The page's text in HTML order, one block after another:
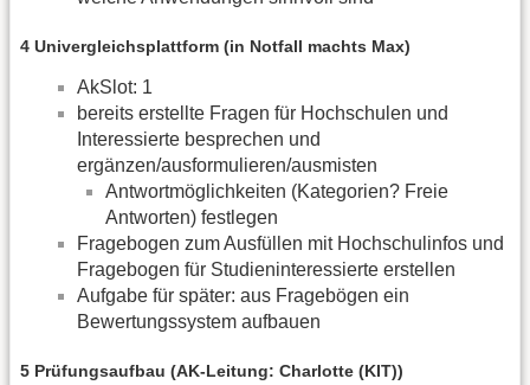
4 Univergleichsplattform (in Notfall machts Max)
AkSlot: 1
bereits erstellte Fragen für Hochschulen und
Interessierte besprechen und
ergänzen/ausformulieren/ausmisten
Antwortmöglichkeiten (Kategorien? Freie
Antworten) festlegen
Fragebogen zum Ausfüllen mit Hochschulinfos und
Fragebogen für Studieninteressierte erstellen
Aufgabe für später: aus Fragebögen ein
Bewertungssystem aufbauen
5 Prüfungsaufbau (AK-Leitung: Charlotte (KIT))